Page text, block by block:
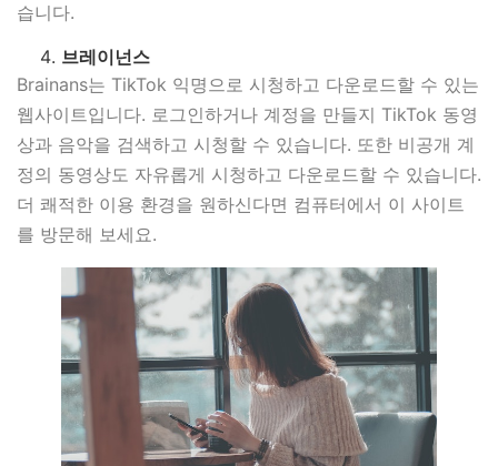
습니다.
브레이넌스
Brainans는 TikTok 익명으로 시청하고 다운로드할 수 있는
웹사이트입니다. 로그인하거나 계정을 만들지 TikTok 동영
상과 음악을 검색하고 시청할 수 있습니다. 또한 비공개 계
정의 동영상도 자유롭게 시청하고 다운로드할 수 있습니다.
더 쾌적한 이용 환경을 원하신다면 컴퓨터에서 이 사이트
를 방문해 보세요.